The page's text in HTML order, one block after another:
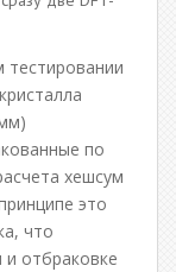
тестировании
по
хешсум
это
что
и отбраковке